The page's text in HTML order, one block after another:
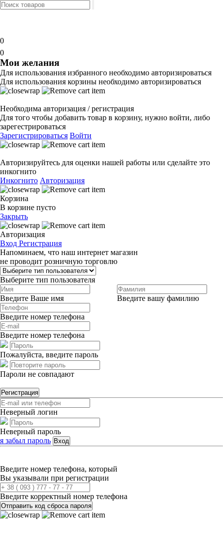
0
0
Мои желания
Для использования избранного необходимо авторизироваться
Для использования корзины необходимо авторизироваться
Необходима авторизация / регистрация
Для того чтобы добавить товар в корзину, нужно войти, либо
зарегестрироваться
Зарегистрироваться Войти
Авторизируйтесь для оценки нашей работы или сделайте это
инкогнито
Инкогнито Авторизация
Корзина
В корзине пусто
Закрыть
Авторизация
Вход Регистрация
Напоминаем, что наш интернет магазин
не проводит розничную торговлю
Выберите тип пользователя
Введите Ваше имя Введите вашу фамилию
Введите номер телефона
Введите номер телефона
Пожалуйста, введите пароль
Пароли не совпадают
Регистрация
Неверный логин
Неверный пароль
я забыл пароль Вход
Введите номер телефона, который
Вы указывали при регистрации
Введите корректный номер телефона
Отправить код сброса пароля